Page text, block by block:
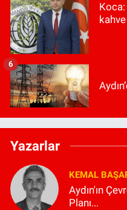
6
Yazarlar
KEMAL
Aydın'ın
Planı...